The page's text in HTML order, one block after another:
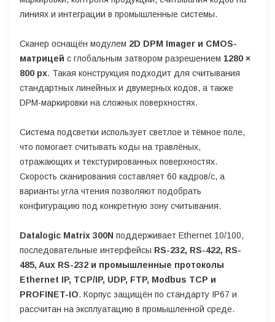
линиях и интеграции в промышленные системы.
Сканер оснащён модулем 2D DPM Imager и CMOS-
матрицей с глобальным затвором разрешением 1280 ×
800 px. Такая конструкция подходит для считывания
стандартных линейных и двумерных кодов, а также
DPM-маркировки на сложных поверхностях.
Система подсветки использует светлое и тёмное поле,
что помогает считывать коды на травлёных,
отражающих и текстурированных поверхностях.
Скорость сканирования составляет 60 кадров/с, а
варианты угла чтения позволяют подобрать
конфигурацию под конкретную зону считывания.
Datalogic Matrix 300N поддерживает Ethernet 10/100,
последовательные интерфейсы RS-232, RS-422, RS-
485, Aux RS-232 и промышленные протоколы
Ethernet IP, TCP/IP, UDP, FTP, Modbus TCP и
PROFINET-IO. Корпус защищён по стандарту IP67 и
рассчитан на эксплуатацию в промышленной среде.